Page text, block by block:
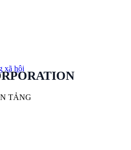
xã hội
TẢNG